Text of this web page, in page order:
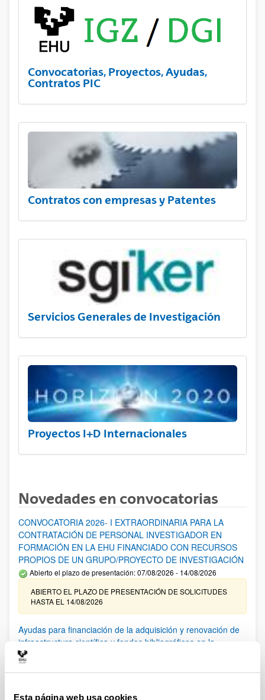
Esta página web usa cookies
Convocatorias, Proyectos, Ayudas,
Contratos PIC
Contratos con empresas y Patentes
Servicios Generales de Investigación
Proyectos I+D Internacionales
Novedades en convocatorias
CONVOCATORIA 2026- I EXTRAORDINARIA PARA LA
CONTRATACIÓN DE PERSONAL INVESTIGADOR EN
FORMACIÓN EN LA EHU FINANCIADO CON RECURSOS
PROPIOS DE UN GRUPO/PROYECTO DE INVESTIGACIÓN
Abierto el plazo de presentación: 07/08/2026 - 14/08/2026
ABIERTO EL PLAZO DE PRESENTACIÓN DE SOLICITUDES
HASTA EL 14/08/2026
Ayudas para financiación de la adquisición y renovación de
infraestructura científica y fondos bibliográficos en la
UPV/EHU 2026
solicitudes admitidas y excluidas. 23/03/2026: Relación